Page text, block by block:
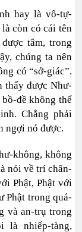
hay là vô-tự-
còn có cái tên
tâm, trong
chúng ta nên
có “sở-giác”.
thấy được Như-
đề không thể
Chẳng phải
ngợi nó được.
không, không
nói về trí chân-
Phật, Phật với
Phật trong quá-
và an-trụ trong
là nhiếp-tàng,